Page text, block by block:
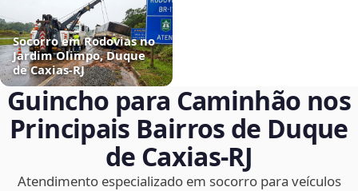
Socorro em Rodovias no
Jardim Olimpo, Duque
de Caxias‑RJ
Guincho para Caminhão nos
Principais Bairros de Duque
de Caxias‑RJ
Atendimento especializado em socorro para veículos